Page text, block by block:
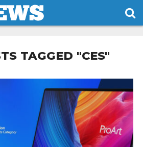
TAGGED "CES"